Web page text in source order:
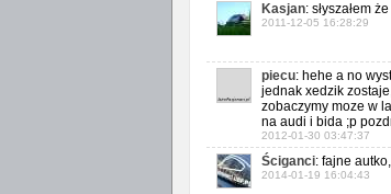
Kasjan: słyszałem
2011-12-05 16:28:29
piecu: hehe a no
jednak xedzik
zobaczymy moze w
na audi i bida ;p
2012-01-30 03:47:37
Ściganci: fajne
2014-01-19 16:04:43